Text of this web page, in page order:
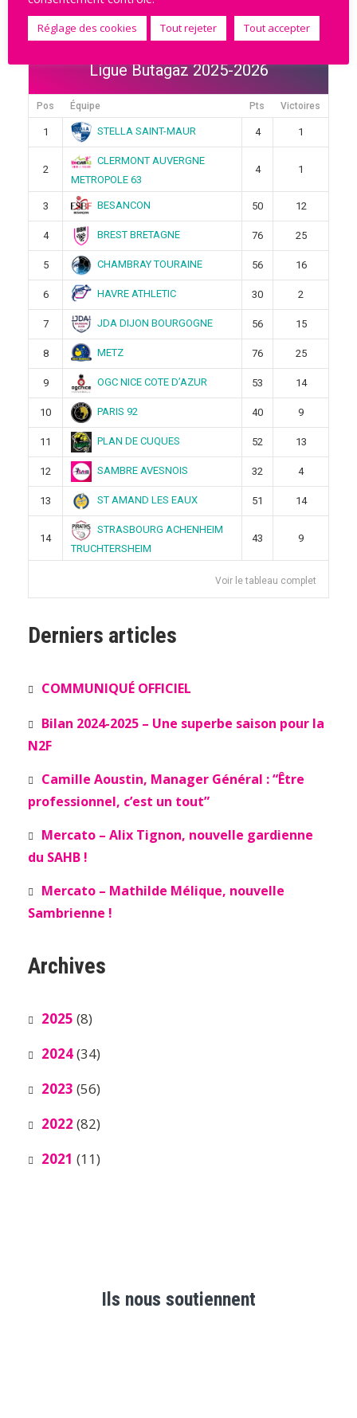
Ligue Butagaz 2025-2026
Pos Équipe Pts Victoires
1 STELLA SAINT-MAUR 4 1
2
CLERMONT AUVERGNE
METROPOLE 63
4 1
3 BESANCON 50 12
4 BREST BRETAGNE 76 25
5 CHAMBRAY TOURAINE 56 16
6 HAVRE ATHLETIC 30 2
7 JDA DIJON BOURGOGNE 56 15
8 METZ 76 25
9 OGC NICE COTE D’AZUR 53 14
10 PARIS 92 40 9
11 PLAN DE CUQUES 52 13
12 SAMBRE AVESNOIS 32 4
13 ST AMAND LES EAUX 51 14
14
STRASBOURG ACHENHEIM
TRUCHTERSHEIM
43 9
Voir le tableau complet
Derniers articles
COMMUNIQUÉ OFFICIEL
Bilan 2024-2025 – Une superbe saison pour la
N2F
Camille Aoustin, Manager Général : “Être
professionnel, c’est un tout”
Mercato – Alix Tignon, nouvelle gardienne
du SAHB !
Mercato – Mathilde Mélique, nouvelle
Sambrienne !
Archives
2025 (8)
2024(34)
2023 (56)
2022 (82)
2021 (11)
Ils nous soutiennent
Réglage des cookies Tout rejeter Tout accepter